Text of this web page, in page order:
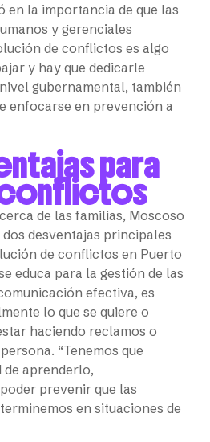
en la importancia de que las
y gerenciales
de conflictos es algo
y hay que dedicarle
gubernamental, también
enfocarse en prevención a
para
de las familias, Moscoso
desventajas principales
de conflictos en Puerto
educa para la gestión de las
efectiva, es
lo que se quiere o
haciendo reclamos o
“Tenemos que
aprenderlo,
prevenir que las
en situaciones de